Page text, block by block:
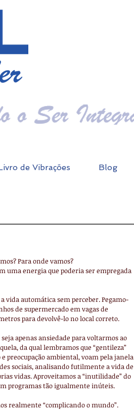
de Vibrações Blog
Para onde vamos?
uma energia que poderia ser empregada
vida automática sem perceber. Pegamo-
de supermercado em vagas de
para devolvê-lo no local correto.
apenas ansiedade para voltarmos ao
da qual lembramos que “gentileza”
preocupação ambiental, voam pela janela
sociais, analisando futilmente a vida de
vidas. Aproveitamos a “inutilidade” do
programas tão igualmente inúteis.
realmente “complicando o mundo”.